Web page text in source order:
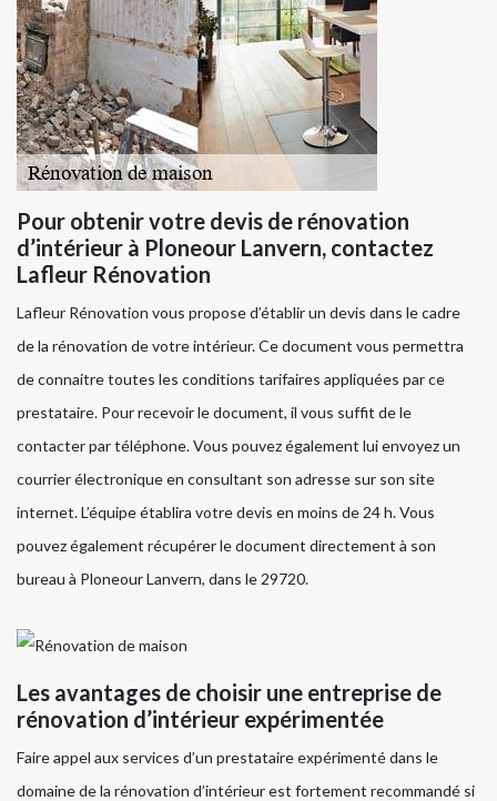
Pour obtenir votre devis de rénovation
d’intérieur à Ploneour Lanvern, contactez
Lafleur Rénovation
Lafleur Rénovation vous propose d’établir un devis dans le cadre
de la rénovation de votre intérieur. Ce document vous permettra
de connaitre toutes les conditions tarifaires appliquées par ce
prestataire. Pour recevoir le document, il vous suffit de le
contacter par téléphone. Vous pouvez également lui envoyez un
courrier électronique en consultant son adresse sur son site
internet. L’équipe établira votre devis en moins de 24 h. Vous
pouvez également récupérer le document directement à son
bureau à Ploneour Lanvern, dans le 29720.
Les avantages de choisir une entreprise de
rénovation d’intérieur expérimentée
Faire appel aux services d’un prestataire expérimenté dans le
domaine de la rénovation d’intérieur est fortement recommandé si